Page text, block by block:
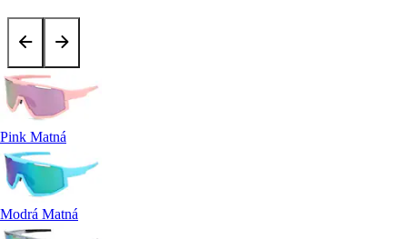
Pink Matná
Modrá Matná